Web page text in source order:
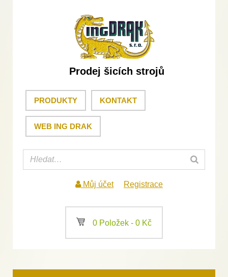
Prodej šicích strojů
PRODUKTY KONTAKT
WEB ING DRAK
Můj účet Registrace
a 0 Položek - 0 Kč